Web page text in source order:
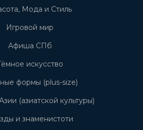
Мода и Стиль
Игровой мир
Афиша СПб
искусство
формы (plus-size)
(азиатской культуры)
и знаменистоти